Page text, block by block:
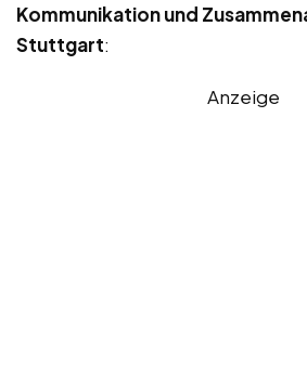
Kommunikation und
Stuttgart:
Anzeige